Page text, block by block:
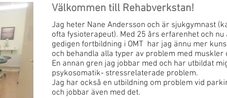
Välkommen till Rehabverkstan!
Jag heter Nane Andersson och är sjukgymnast
ofta fysioterapeut). Med 25 års erfarenhet och nu
gedigen fortbildning i OMT har jag ännu mer
och behandla alla typer av problem med muskler
En annan gren jag jobbar med och har utbildat
psykosomatik- stressrelaterade problem.
Jag har också en utbildning om problem vid
och jobbar även med det.